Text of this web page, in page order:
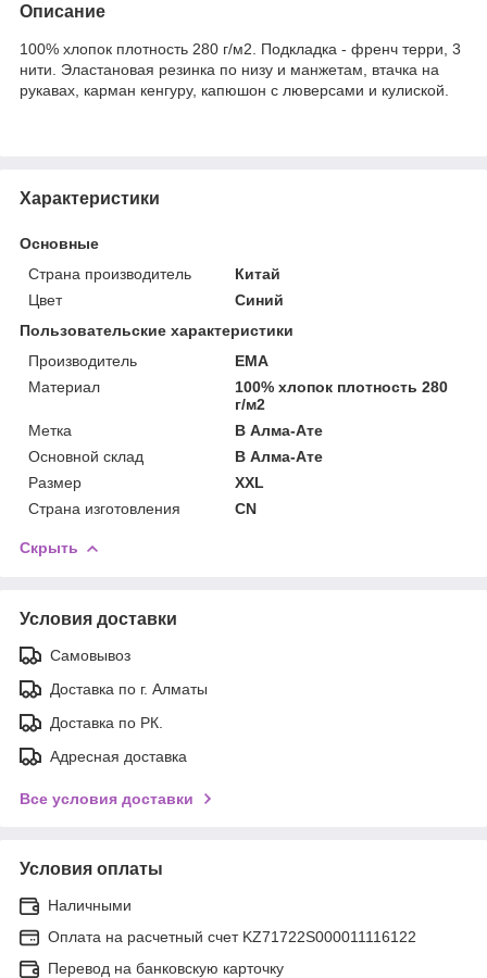
Описание
100% хлопок плотность 280 г/м2. Подкладка - френч терри, 3
нити. Эластановая резинка по низу и манжетам, втачка на
рукавах, карман кенгуру, капюшон с люверсами и кулиской.
Характеристики
Основные
Страна производитель
Китай
Цвет
Синий
Пользовательские характеристики
Производитель
EMA
Материал
100% хлопок плотность 280
г/м2
Метка
В Алма-Ате
Основной склад
В Алма-Ате
Размер
XXL
Страна изготовления
CN
Скрыть
Условия доставки
Самовывоз
Доставка по г. Алматы
Доставка по РК.
Адресная доставка
Все условия доставки
Условия оплаты
Наличными
Оплата на расчетный счет KZ71722S000011116122
Перевод на банковскую карточку